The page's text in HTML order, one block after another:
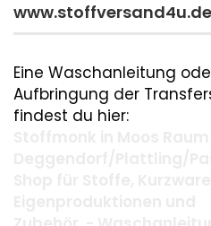
Eine Waschanleitung
Aufbringung der
findest du hier: